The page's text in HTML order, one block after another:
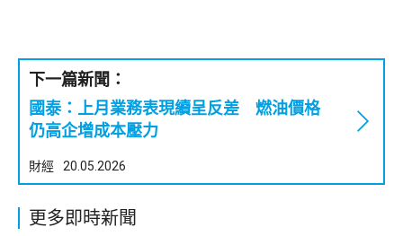
下一篇新聞：
國泰：上月業務表現續呈反差 燃油價格
仍高企增成本壓力
財經 20.05.2026
更多即時新聞